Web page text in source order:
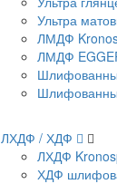
Ультра
ЛМДФ
ЛМДФ
ЛХДФ / ХДФ
ЛХДФ
ХДФ